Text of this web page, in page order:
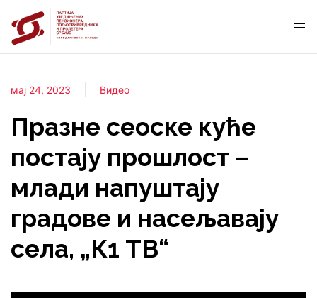
мај 24, 2023 Видео
Празне сеоске куће
постају прошлост –
млади напуштају
градове и насељавају
села, „К1 ТВ“